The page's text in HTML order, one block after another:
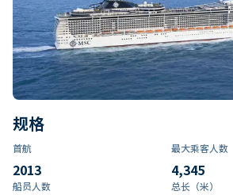
规格
首航
2013
最大乘客人数
4,345
船员人数 总长（米）